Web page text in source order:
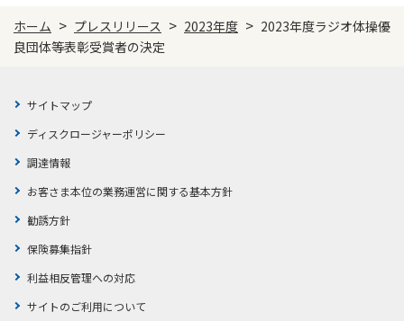
ホーム > プレスリリース > 2023年度 > 2023年度ラジオ体操優
良団体等表彰受賞者の決定
サイトマップ
ディスクロージャーポリシー
調達情報
お客さま本位の業務運営に関する基本方針
勧誘方針
保険募集指針
利益相反管理への対応
サイトのご利用について